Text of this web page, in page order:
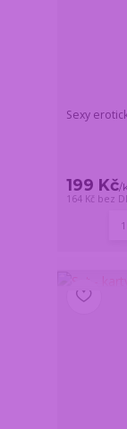
Sexy
199 Kč/
164 Kč bez